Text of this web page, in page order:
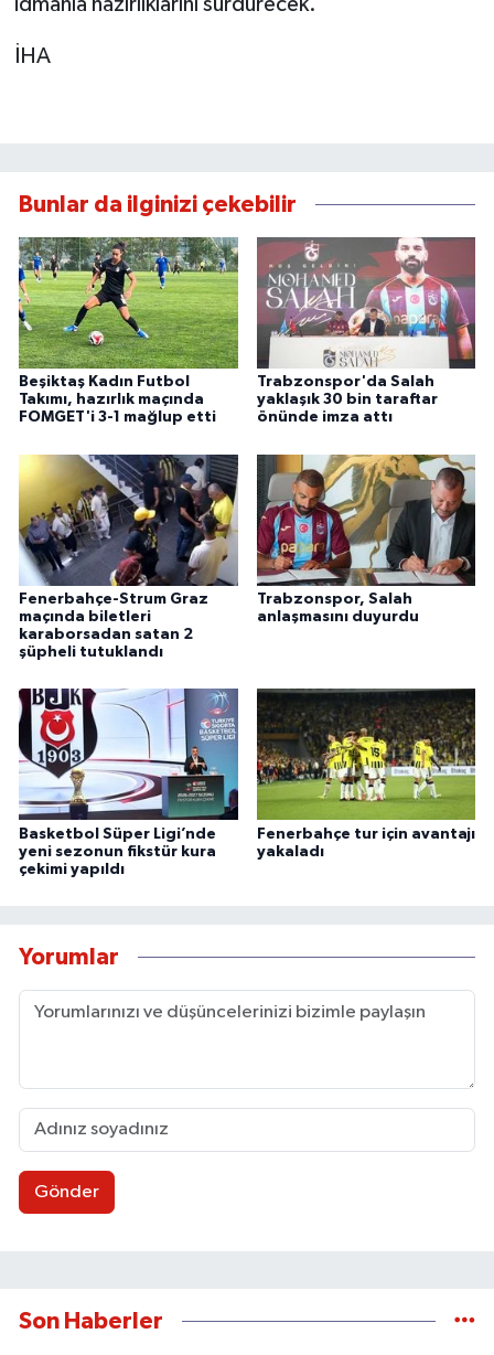
idmanla hazırlıklarını sürdürecek.
İHA
Bunlar da ilginizi çekebilir
Beşiktaş Kadın Futbol
Takımı, hazırlık maçında
FOMGET'i 3-1 mağlup etti
Trabzonspor'da Salah
yaklaşık 30 bin taraftar
önünde imza attı
Fenerbahçe-Strum Graz
maçında biletleri
karaborsadan satan 2
şüpheli tutuklandı
Trabzonspor, Salah
anlaşmasını duyurdu
Basketbol Süper Ligi’nde
yeni sezonun fikstür kura
çekimi yapıldı
Fenerbahçe tur için avantajı
yakaladı
Yorumlar
Gönder
Son Haberler